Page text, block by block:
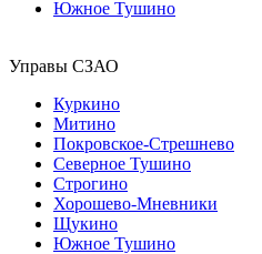
Южное Тушино
Управы СЗАО
Куркино
Митино
Покровское-Стрешнево
Северное Тушино
Строгино
Хорошево-Мневники
Щукино
Южное Тушино